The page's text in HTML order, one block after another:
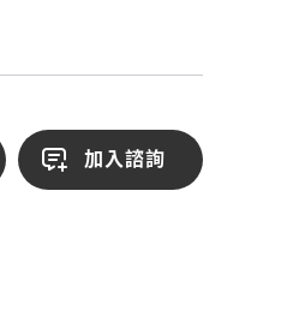
加入諮詢